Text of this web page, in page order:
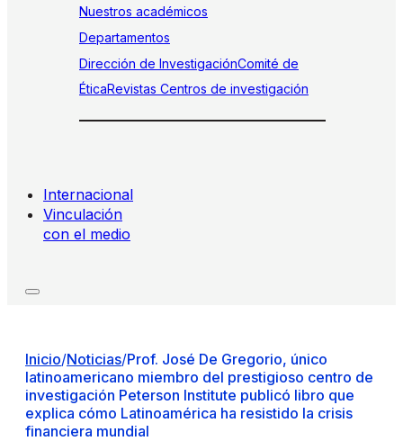
Nuestros académicos
Departamentos
Dirección de InvestigaciónComité de
ÉticaRevistas Centros de investigación
Internacional
Vinculación
con el medio
Inicio/Noticias/Prof. José De Gregorio, único
latinoamericano miembro del prestigioso centro de
investigación Peterson Institute publicó libro que
explica cómo Latinoamérica ha resistido la crisis
financiera mundial